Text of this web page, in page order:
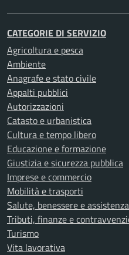
CATEGORIE DI SERVIZIO
Agricoltura e pesca
Ambiente
Anagrafe e stato civile
Appalti pubblici
Autorizzazioni
Catasto e urbanistica
Cultura e tempo libero
Educazione e formazione
Giustizia e sicurezza pubblica
Imprese e commercio
Mobilità e trasporti
Salute, benessere e assistenza
Tributi, finanze e
Turismo
Vita lavorativa